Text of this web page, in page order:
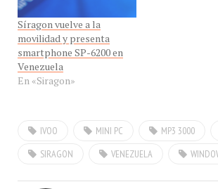
Síragon vuelve a la
movilidad y presenta
smartphone SP-6200 en
Venezuela
En «Siragon»
SIRAGON
VENEZUELA